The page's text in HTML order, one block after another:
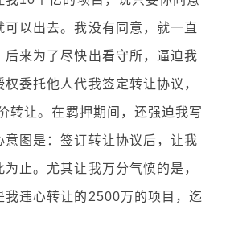
以出去。我没有同意，就一直
后来为了尽快出看守所，逼迫我
委托他人代我签定转让协议，
转让。在羁押期间，还强迫我写
意图是：签订转让协议后，让我
止。尤其让我万分气愤的是，
我违心转让的2500万的项目，迄